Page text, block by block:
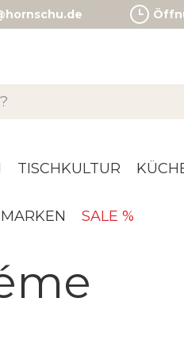
TISCHKULTUR
MARKEN SALE %